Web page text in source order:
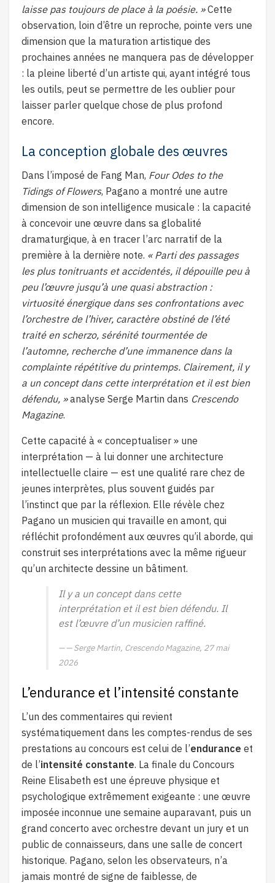
laisse pas toujours de place à la poésie. »Cette
observation, loin d’être un reproche, pointe vers une
dimension que la maturation artistique des
prochaines années ne manquera pas de développer
: la pleine liberté d’un artiste qui, ayant intégré tous
les outils, peut se permettre de les oublier pour
laisser parler quelque chose de plus profond
encore.
La conception globale des œuvres
Dans l’imposé de Fang Man, Four Odes to the
Tidings of Flowers, Pagano a montré une autre
dimension de son intelligence musicale : la capacité
à concevoir une œuvre dans sa globalité
dramaturgique, à en tracer l’arc narratif de la
première à la dernière note. « Parti des passages
les plus tonitruants et accidentés, il dépouille peu à
peu l’œuvre jusqu’à une quasi abstraction :
virtuosité énergique dans ses confrontations avec
l’orchestre de l’hiver, caractère obstiné de l’été
traité en scherzo, sérénité tourmentée de
l’automne, recherche d’une immanence dans la
complainte répétitive du printemps. Clairement, il y
a un concept dans cette interprétation et il est bien
défendu, »analyse Serge Martin dans Crescendo
Magazine.
Cette capacité à « conceptualiser » une
interprétation — à lui donner une architecture
intellectuelle claire — est une qualité rare chez de
jeunes interprètes, plus souvent guidés par
l’instinct que par la réflexion. Elle révèle chez
Pagano un musicien qui travaille en amont, qui
réfléchit profondément aux œuvres qu’il aborde, qui
construit ses interprétations avec la même rigueur
qu’un architecte dessine un bâtiment.
Il y a un concept dans cette
interprétation et il est bien défendu. Il
est l’œuvre d’un musicien raffiné.
— Serge Martin, Crescendo Magazine, 27 mai
2026
L’endurance et l’intensité constante
L’un des commentaires qui revient
systématiquement dans les comptes-rendus de ses
prestations au concours est celui de l’endurance et
de l’intensité constante. La finale du Concours
Reine Elisabeth est une épreuve physique et
psychologique extrêmement exigeante : une œuvre
imposée inconnue une semaine auparavant, puis un
grand concerto avec orchestre devant un jury et un
public de connaisseurs, dans une salle de concert
historique. Pagano, selon les observateurs, n’a
jamais montré de signe de faiblesse, de